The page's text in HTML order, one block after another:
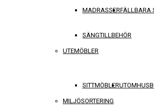
MADRASSERFÄLLBARA
SÄNGTILLBEHÖR
UTEMÖBLER
SITTMÖBLER
MILJÖSORTERING